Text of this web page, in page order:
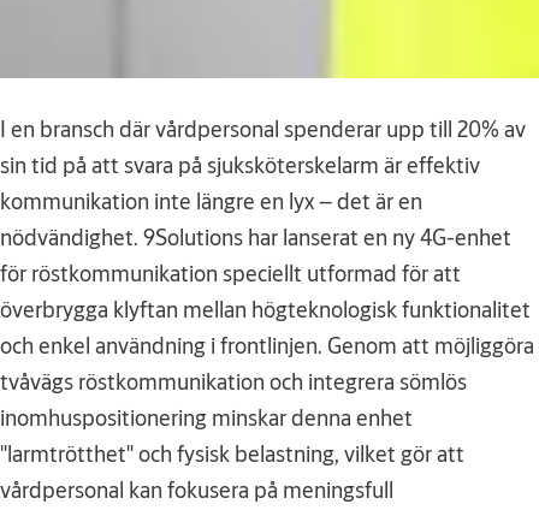
I en bransch där vårdpersonal spenderar upp till 20% av
sin tid på att svara på sjuksköterskelarm är effektiv
kommunikation inte längre en lyx – det är en
nödvändighet. 9Solutions har lanserat en ny 4G-enhet
för röstkommunikation speciellt utformad för att
överbrygga klyftan mellan högteknologisk funktionalitet
och enkel användning i frontlinjen. Genom att möjliggöra
tvåvägs röstkommunikation och integrera sömlös
inomhuspositionering minskar denna enhet
"larmtrötthet" och fysisk belastning, vilket gör att
vårdpersonal kan fokusera på meningsfull